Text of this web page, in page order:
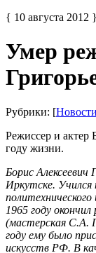
{ 10 августа 2012 }
Умер
Рубрики: [Новости
Режиссер и актер
году жизни.
Борис Алексеевич
Иркутске. Учился
1965 году
(мастерская С.А.
году ему было
искусств РФ. В